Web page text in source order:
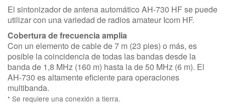
El sintonizador de antena automático AH-730 HF se puede
utilizar con una variedad de radios amateur Icom HF.
Cobertura de frecuencia amplia
Con un elemento de cable de 7 m (23 pies) o más, es
posible la coincidencia de todas las bandas desde la
banda de 1,8 MHz (160 m) hasta la de 50 MHz (6 m). El
AH-730 es altamente eficiente para operaciones
multibanda.
* Se requiere una conexión a tierra.